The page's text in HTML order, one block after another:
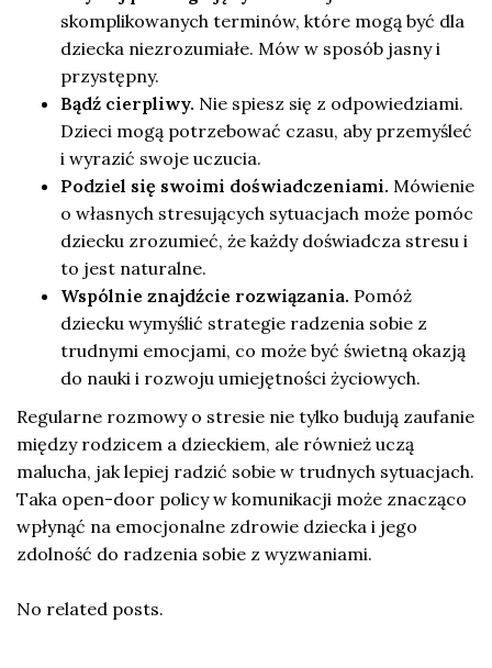
skomplikowanych terminów, które mogą być dla
dziecka niezrozumiałe. Mów w sposób jasny i
przystępny.
Bądź cierpliwy. Nie spiesz się z odpowiedziami.
Dzieci mogą potrzebować czasu, aby przemyśleć
i wyrazić swoje uczucia.
Podziel się swoimi doświadczeniami. Mówienie
o własnych stresujących sytuacjach może pomóc
dziecku zrozumieć, że każdy doświadcza stresu i
to jest naturalne.
Wspólnie znajdźcie rozwiązania. Pomóż
dziecku wymyślić strategie radzenia sobie z
trudnymi emocjami, co może być świetną okazją
do nauki i rozwoju umiejętności życiowych.
Regularne rozmowy o stresie nie tylko budują zaufanie
między rodzicem a dzieckiem, ale również uczą
malucha, jak lepiej radzić sobie w trudnych sytuacjach.
Taka open-door policy w komunikacji może znacząco
wpłynąć na emocjonalne zdrowie dziecka i jego
zdolność do radzenia sobie z wyzwaniami.
No related posts.